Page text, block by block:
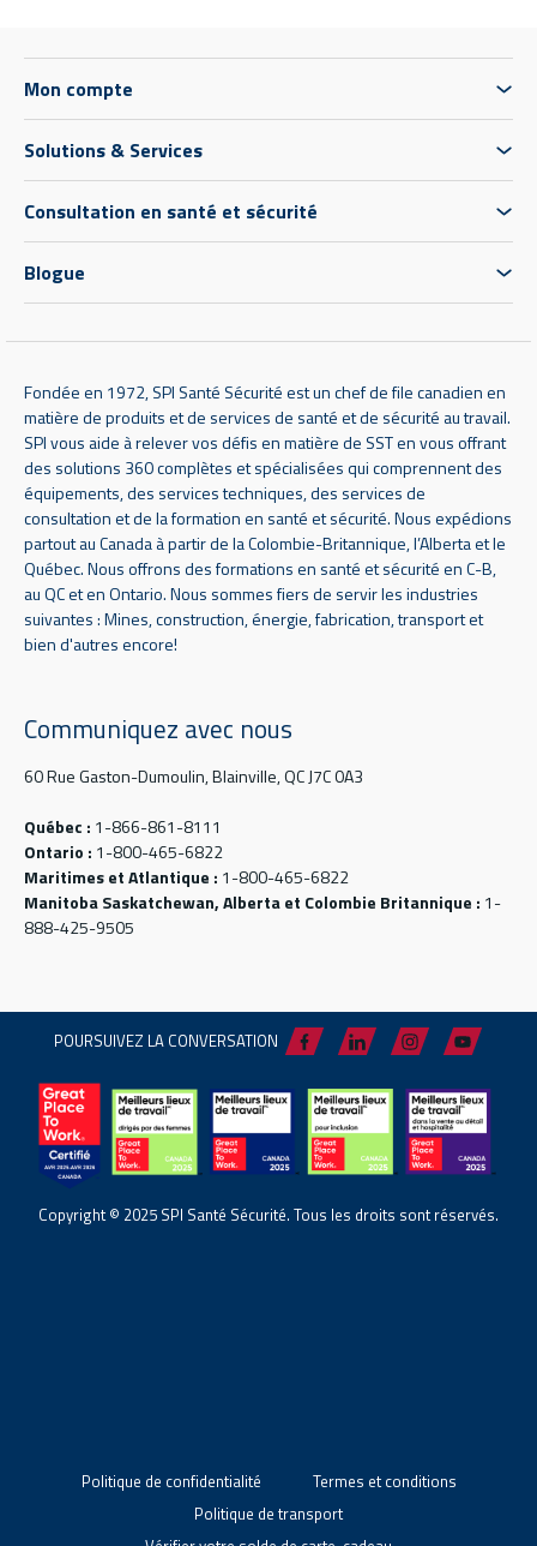
Mon compte
Solutions & Services
Consultation en santé et sécurité
Blogue
Fondée en 1972, SPI Santé Sécurité est un chef de file canadien en
matière de produits et de services de santé et de sécurité au travail.
SPI vous aide à relever vos défis en matière de SST en vous offrant
des solutions 360 complètes et spécialisées qui comprennent des
équipements, des services techniques, des services de
consultation et de la formation en santé et sécurité. Nous expédions
partout au Canada à partir de la Colombie-Britannique, l’Alberta et le
Québec. Nous offrons des formations en santé et sécurité en C-B,
au QC et en Ontario. Nous sommes fiers de servir les industries
suivantes : Mines, construction, énergie, fabrication, transport et
bien d'autres encore!
Communiquez avec nous
60 Rue Gaston-Dumoulin, Blainville, QC J7C 0A3
Québec : 1-866-861-8111
Ontario : 1-800-465-6822
Maritimes et Atlantique : 1-800-465-6822
Manitoba Saskatchewan, Alberta et Colombie Britannique : 1-
888-425-9505
POURSUIVEZ LA CONVERSATION
Copyright © 2025 SPI Santé Sécurité. Tous les droits sont réservés.
Politique de confidentialité
Termes et conditions
Politique de transport